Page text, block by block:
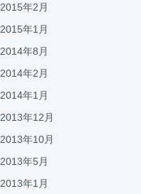
2015年2月
2015年1月
2014年8月
2014年2月
2014年1月
2013年12月
2013年10月
2013年5月
2013年1月